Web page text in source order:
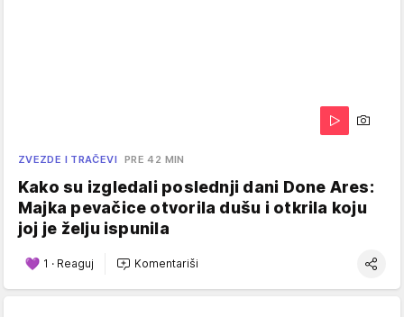
ZVEZDE I TRAČEVI PRE 42 MIN
Kako su izgledali poslednji dani Done Ares:
Majka pevačice otvorila dušu i otkrila koju
joj je želju ispunila
1 · Reaguj Komentariši